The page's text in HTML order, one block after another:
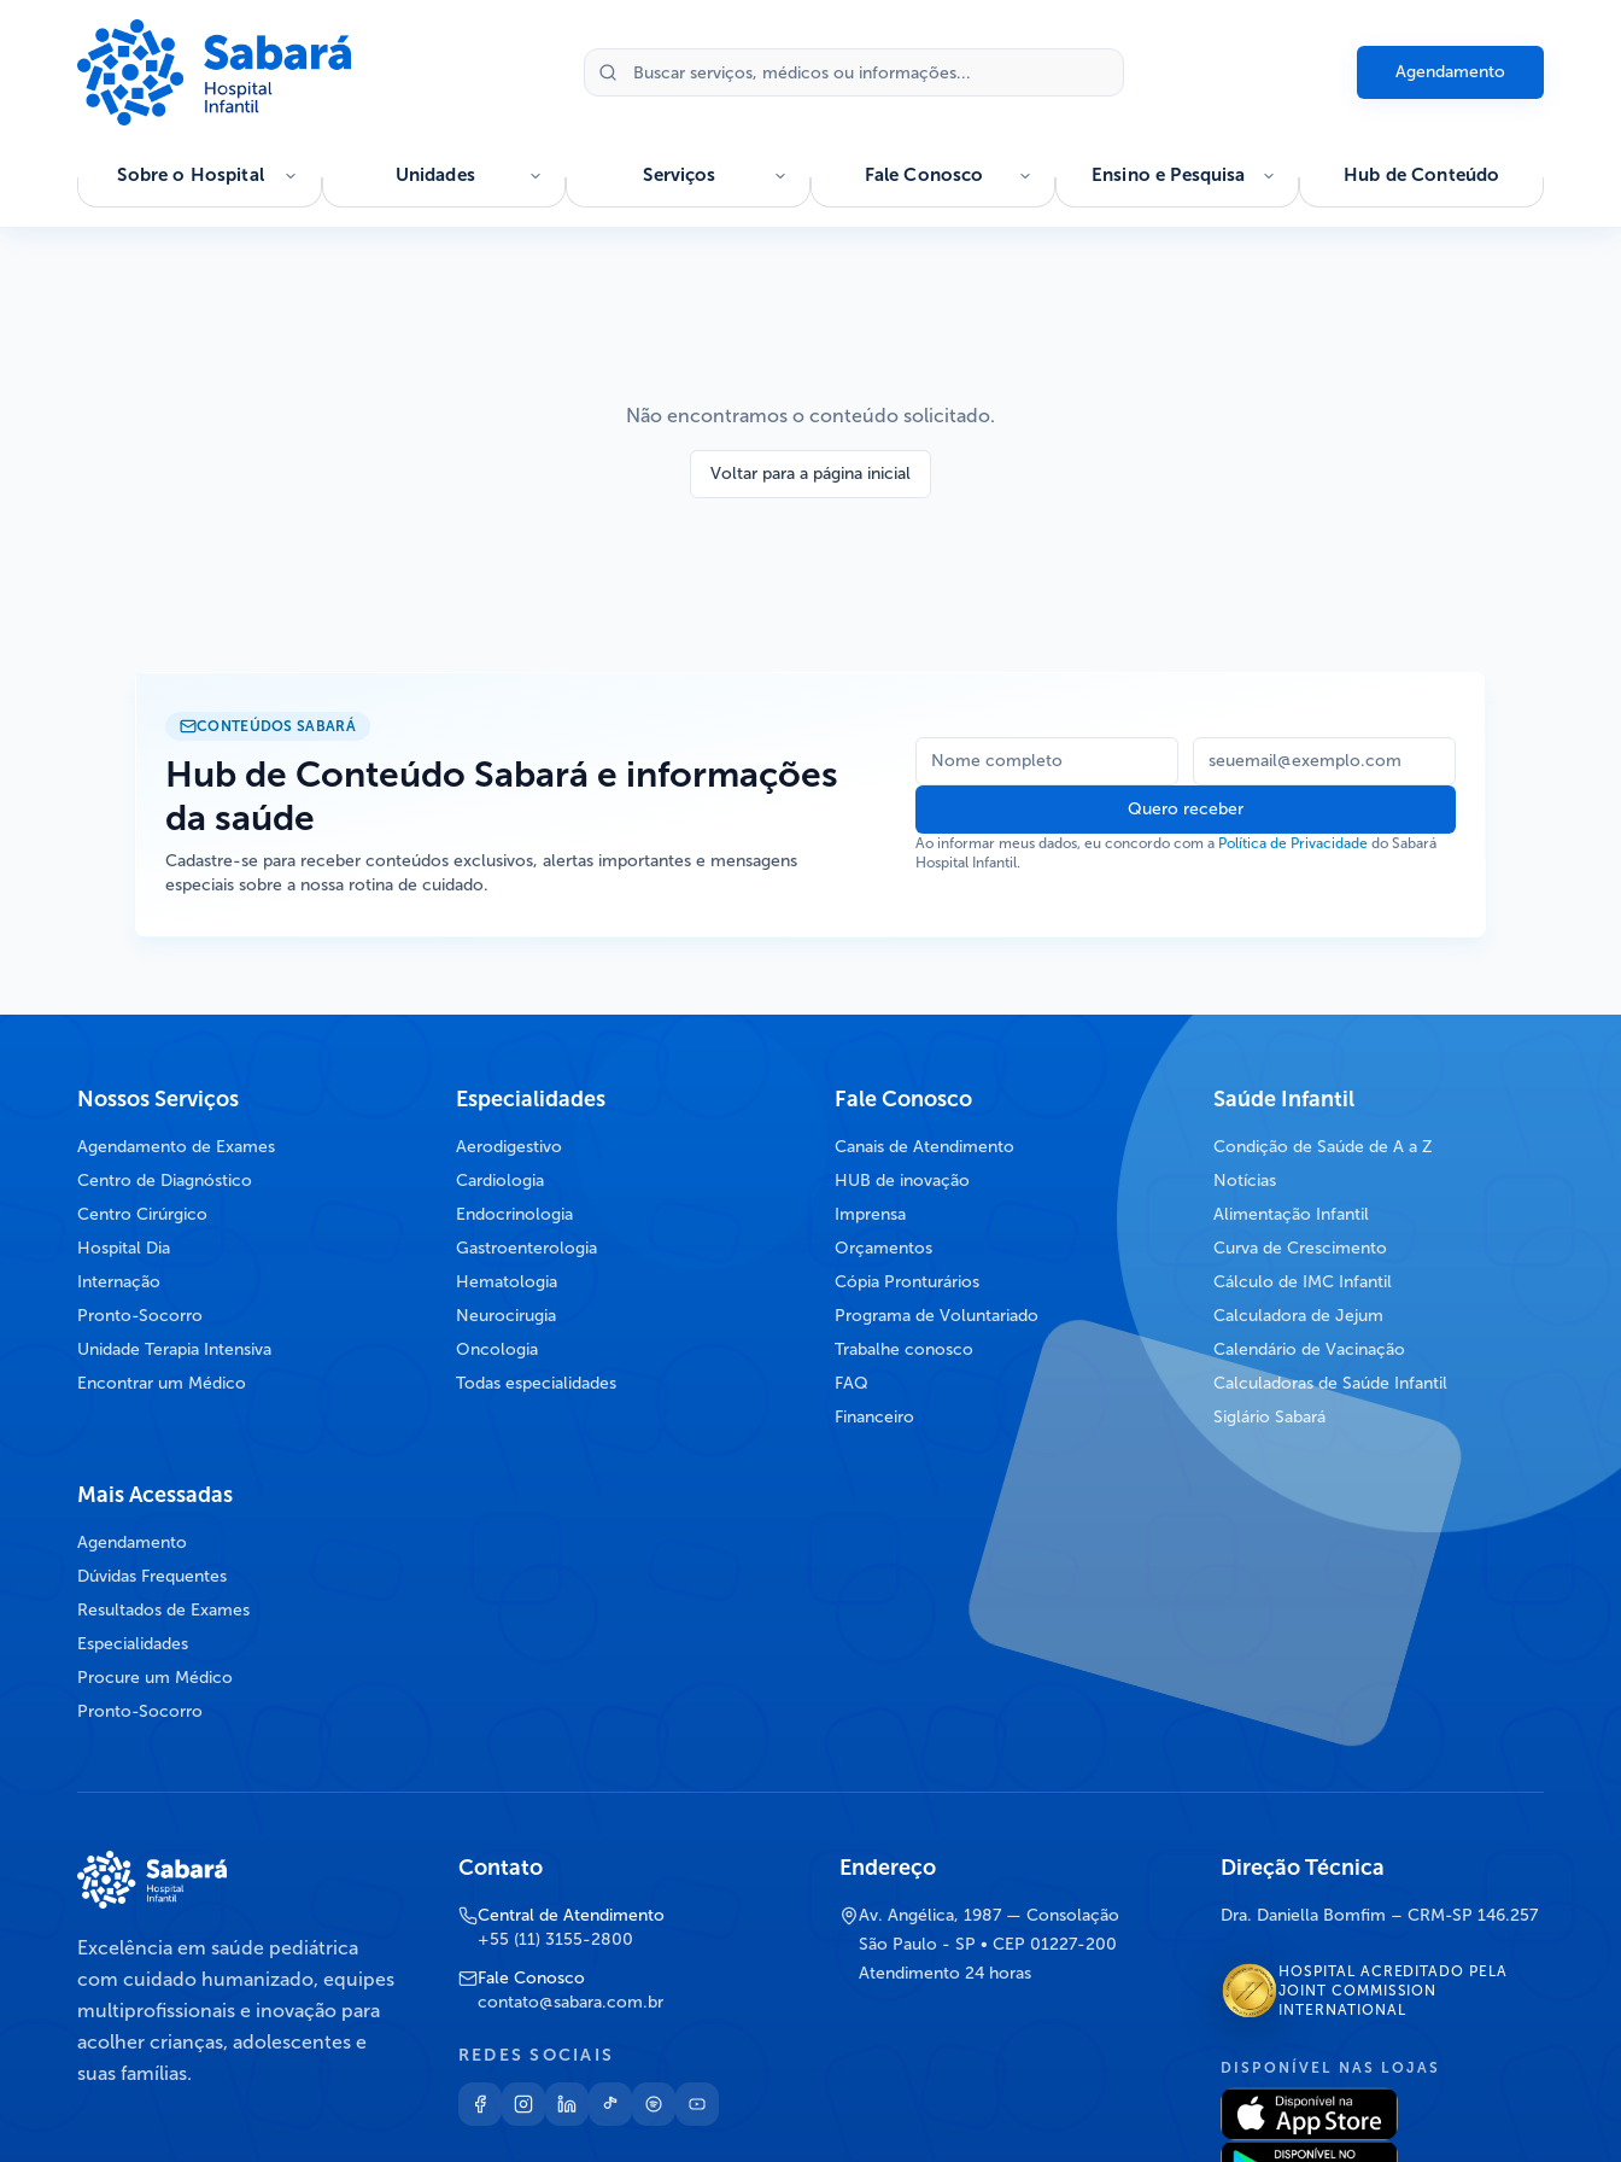
Agendamento
Sobre o Hospital Unidades Serviços Fale Conosco Ensino e Pesquisa Hub de Conteúdo
Não encontramos o conteúdo solicitado.
Voltar para a página inicial
CONTEÚDOS SABARÁ
Hub de Conteúdo Sabará e informações
da saúde
Cadastre-se para receber conteúdos exclusivos, alertas importantes e mensagens
especiais sobre a nossa rotina de cuidado.
Quero receber
Ao informar meus dados, eu concordo com a Política de Privacidade do Sabará
Hospital Infantil.
Nossos Serviços
Agendamento de Exames
Centro de Diagnóstico
Centro Cirúrgico
Hospital Dia
Internação
Pronto-Socorro
Unidade Terapia Intensiva
Encontrar um Médico
Especialidades
Aerodigestivo
Cardiologia
Endocrinologia
Gastroenterologia
Hematologia
Neurocirugia
Oncologia
Todas especialidades
Fale Conosco
Canais de Atendimento
HUB de inovação
Imprensa
Orçamentos
Cópia Pronturários
Programa de Voluntariado
Trabalhe conosco
FAQ
Financeiro
Saúde Infantil
Condição de Saúde de A a Z
Notícias
Alimentação Infantil
Curva de Crescimento
Cálculo de IMC Infantil
Calculadora de Jejum
Calendário de Vacinação
Calculadoras de Saúde Infantil
Siglário Sabará
Mais Acessadas
Agendamento
Dúvidas Frequentes
Resultados de Exames
Especialidades
Procure um Médico
Pronto-Socorro
Excelência em saúde pediátrica
com cuidado humanizado, equipes
multiprofissionais e inovação para
acolher crianças, adolescentes e
suas famílias.
Contato
Central de Atendimento
+55 (11) 3155-2800
Fale Conosco
contato@sabara.com.br
REDES SOCIAIS
Endereço
Av. Angélica, 1987 — Consolação
São Paulo - SP • CEP 01227-200
Atendimento 24 horas
Direção Técnica
Dra. Daniella Bomfim – CRM-SP 146.257
HOSPITAL ACREDITADO PELA
JOINT COMMISSION
INTERNATIONAL
DISPONÍVEL NAS LOJAS